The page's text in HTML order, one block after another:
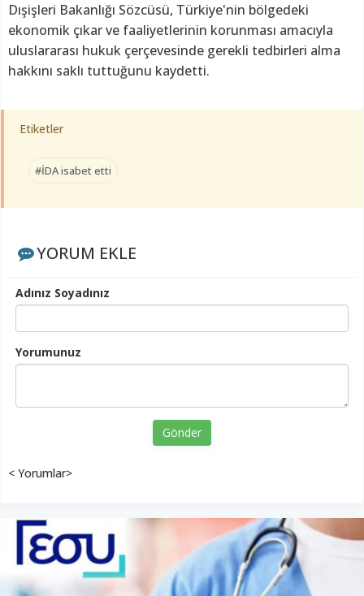
Dışişleri Bakanlığı Sözcüsü, Türkiye'nin bölgedeki
ekonomik çıkar ve faaliyetlerinin korunması amacıyla
uluslararası hukuk çerçevesinde gerekli tedbirleri alma
hakkını saklı tuttuğunu kaydetti.
Etiketler
#İDA isabet etti
YORUM EKLE
Adınız Soyadınız
Yorumunuz
Gönder
< Yorumlar>